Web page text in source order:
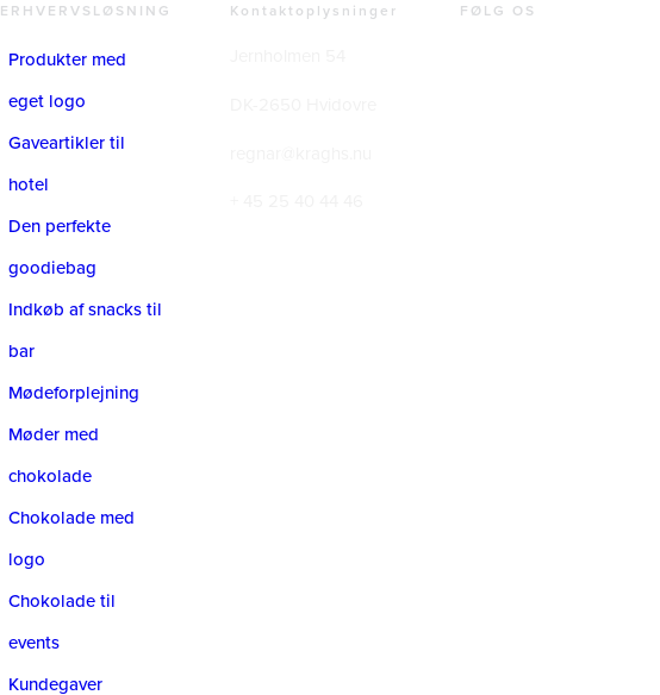
ERHVERVSLØSNING
Produkter med
eget logo
Gaveartikler til
hotel
Den perfekte
goodiebag
Indkøb af snacks til
bar
Mødeforplejning
Møder med
chokolade
Chokolade med
logo
Chokolade til
events
Kundegaver
Kontaktoplysninger FØLG OS